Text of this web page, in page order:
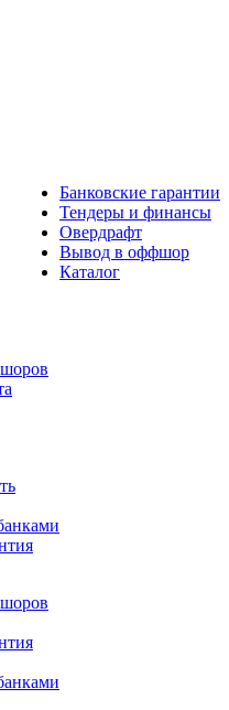
Банковские гарантии
Тендеры и финансы
Овердрафт
Вывод в оффшор
Каталог